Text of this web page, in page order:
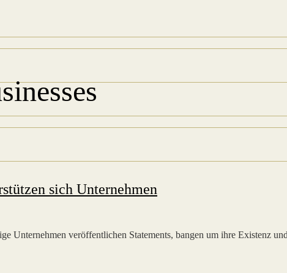
sich Unternehmen
Unternehmen veröffentlichen Statements, bangen um ihre Existenz